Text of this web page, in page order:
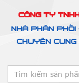
CÔNG TY
NHÀ PHÂN
CHUYÊN